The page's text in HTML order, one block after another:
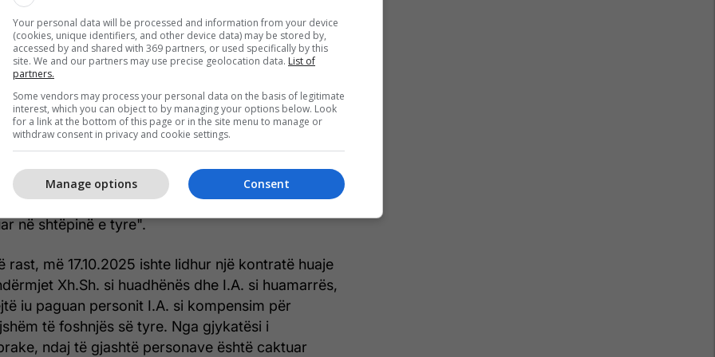
e paligjshëm të foshnjës së tyre të
arritur ta bindin S.J., e cila jetonte në bashkësi
partnerin e saj I.A., që për ndihmë financiare
kontrolle gjinekologjike pa pagesë të realizonin
të foshnjës së tyre të porsalindur. Pas daljes
foshnjën e saj i kishte marrë F.A. dhe i kishte
e tyre ku kishin mbërritur të denoncuarit I.Sh.
cilësinë e “adoptuesve” e kanë marrë foshnjën
në shtëpinë e tyre".
rast, më 17.10.2025 ishte lidhur një kontratë huaje
Xh.Sh. si huadhënës dhe I.A. si huamarrës,
iu paguan personit I.A. si kompensim për
të foshnjës së tyre. Nga gjykatësi i
ndaj të gjashtë personave është caktuar
Your personal data will be processed and information from your device
(cookies, unique identifiers, and other device data) may be stored by,
accessed by and shared with 369 partners, or used specifically by this
site. We and our partners may use precise geolocation data. List of
partners.
Some vendors may process your personal data on the basis of legitimate
interest, which you can object to by managing your options below. Look
for a link at the bottom of this page or in the site menu to manage or
withdraw consent in privacy and cookie settings.
Consent
Manage options